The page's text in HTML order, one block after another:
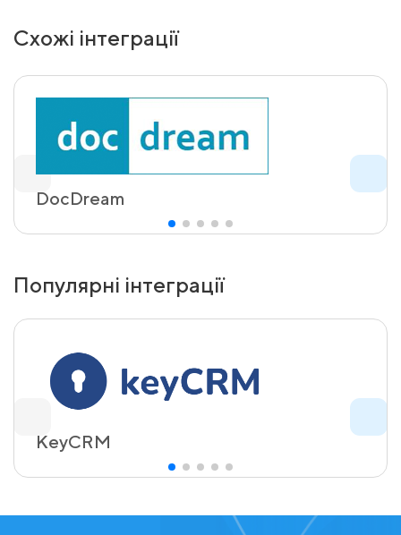
Схожі інтеграції
DocDream
Популярні інтеграції
KeyCRM